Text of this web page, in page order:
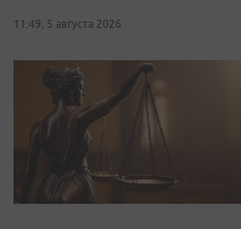
11:49, 5 августа 2026